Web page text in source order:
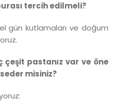
tercih edilmeli?
gün kutlamaları ve doğum
pastanız var ve öne
misiniz?